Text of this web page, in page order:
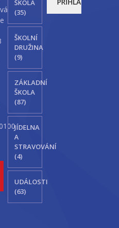
ŠKOLA
(35)
ŠKOLNÍ
DRUŽINA
(9)
ZÁKLADNÍ
ŠKOLA
(87)
JÍDELNA
A
STRAVOVÁNÍ
(4)
UDÁLOSTI
(63)